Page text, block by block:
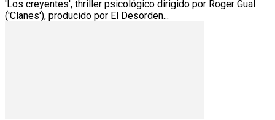
'Los creyentes', thriller psicológico dirigido por Roger Gual
('Clanes'), producido por El Desorden...